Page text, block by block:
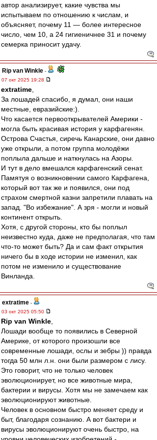
автор анализирует, какие чувства мы
испытываем по отношению к числам, и
объясняет, почему 11 — более интересное
число, чем 10, а 24 гигиеничнее 31 и почему
семерка приносит удачу.
Rip van Winkle -
07 окт 2025 19:28
extratime
За лошадей спасибо, я думал, они наши
местные, евразийские:).
Что касается первооткрывателей Америки -
могла быть красивая история у карфагенян.
Острова Счастья, сиречь Канарские, они давно
уже открыли, а потом группа молодёжи
поплыла дальше и наткнулась на Азоры.
И тут в дело вмешался карфагенский сенат.
Памятуя о возникновении самого Карфагена,
который вот так же и появился, они под
страхом смертной казни запретили плавать на
запад. "Во избежание". А зря - могли и новый
континент открыть.
Хотя, с другой стороны, кто бы поплыл
неизвестно куда, даже не предполагая, что там
что-то может быть? Да и сам факт открытия
ничего бы в ходе истории не изменил, как
потом не изменило и существование
Винланда.
extratime -
03 окт 2025 05:50
Rip van Winkle
Лошади вообще то появились в Северной
Америке, от которого произошли все
современные лошади, ослы и зебры )) правда
тогда 50 млн л.н. они были размером с лису.
Это говорит, что не только человек
эволюционирует, но все животные мира,
бактерии и вирусы. Хотя мы не замечаем как
эволюционируют животные.
Человек в основном быстро меняет среду и
быт, благодаря сознанию. А вот бактери и
вирусы эволюционируют очень быстро, на